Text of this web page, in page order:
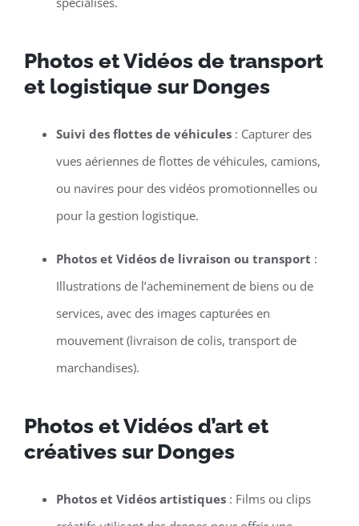
Photos et Vidéos de transport
et logistique sur Donges
Suivi des flottes de véhicules: Capturer des
vues aériennes de flottes de véhicules, camions,
ou navires pour des vidéos promotionnelles ou
pour la gestion logistique.
Photos et Vidéos de livraison ou transport :
Illustrations de l’acheminement de biens ou de
services, avec des images capturées en
mouvement (livraison de colis, transport de
marchandises).
Photos et Vidéos d’art et
créatives sur Donges
Photos et Vidéos artistiques: Films ou clips